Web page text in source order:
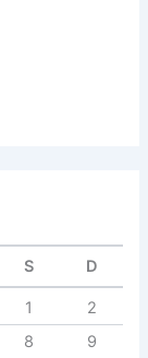
S D
1
2
8
9